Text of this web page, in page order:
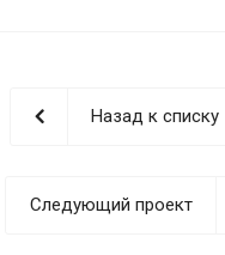
Назад к списку
Следующий проект